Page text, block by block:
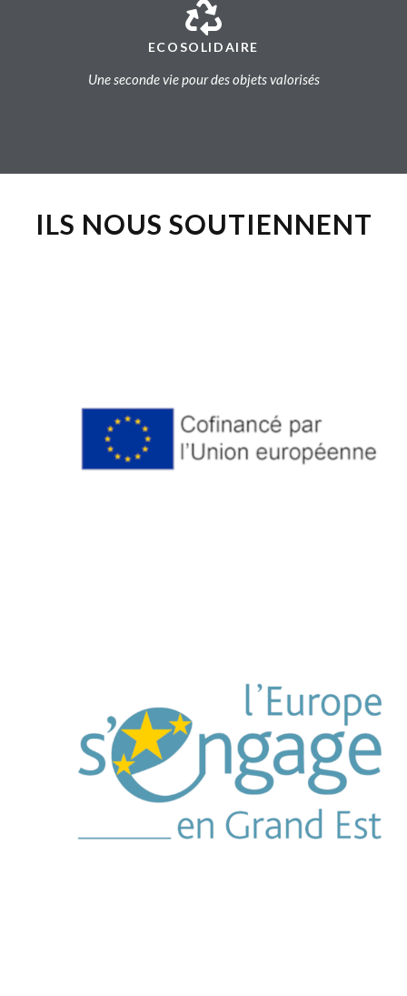
ECOSOLIDAIRE
Une seconde vie pour des objets valorisés
ILS NOUS SOUTIENNENT